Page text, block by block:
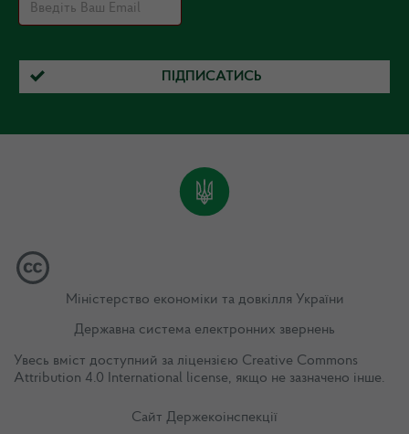
ПІДПИСАТИСЬ
Міністерство економіки та довкілля України
Державна система електронних звернень
Увесь вміст доступний за ліцензією Creative Commons
Attribution 4.0 International license, якщо не зазначено інше.
Сайт Держекоінспекції